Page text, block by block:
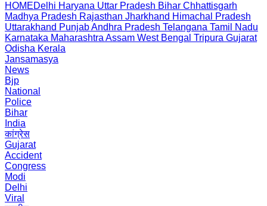
HOMEDelhi Haryana Uttar Pradesh Bihar Chhattisgarh
Madhya Pradesh Rajasthan Jharkhand Himachal Pradesh
Uttarakhand PunjabAndhra Pradesh Telangana Tamil Nadu
Karnataka Maharashtra Assam West Bengal Tripura Gujarat
Odisha Kerala
Jansamasya
News
Bjp
National
Police
Bihar
India
कांग्रेस
Gujarat
Accident
Congress
Modi
Delhi
Viral